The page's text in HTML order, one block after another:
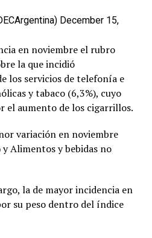
December 15,
en noviembre el rubro
la que incidió
los servicios de telefonía e
y tabaco (6,3%), cuyo
el aumento de los cigarrillos.
variación en noviembre
Alimentos y bebidas no
la de mayor incidencia en
su peso dentro del índice